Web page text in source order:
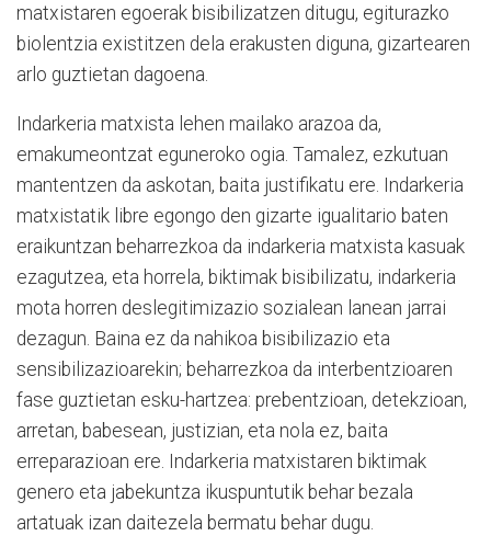
matxistaren egoerak bisibilizatzen ditugu, egiturazko
biolentzia existitzen dela erakusten diguna, gizartearen
arlo guztietan dagoena.
Indarkeria matxista lehen mailako arazoa da,
emakumeontzat eguneroko ogia. Tamalez, ezkutuan
mantentzen da askotan, baita justifikatu ere. Indarkeria
matxistatik libre egongo den gizarte igualitario baten
eraikuntzan beharrezkoa da indarkeria matxista kasuak
ezagutzea, eta horrela, biktimak bisibilizatu, indarkeria
mota horren deslegitimizazio sozialean lanean jarrai
dezagun. Baina ez da nahikoa bisibilizazio eta
sensibilizazioarekin; beharrezkoa da interbentzioaren
fase guztietan esku-hartzea: prebentzioan, detekzioan,
arretan, babesean, justizian, eta nola ez, baita
erreparazioan ere. Indarkeria matxistaren biktimak
genero eta jabekuntza ikuspuntutik behar bezala
artatuak izan daitezela bermatu behar dugu.